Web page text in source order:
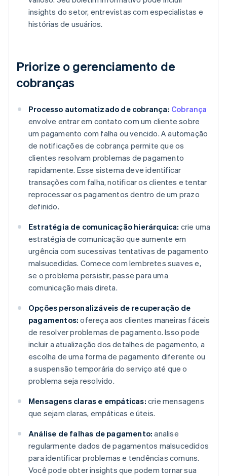
insights do setor, entrevistas com especialistas e
histórias de usuários.
Priorize o gerenciamento de
cobranças
Processo automatizado de cobrança: Cobrança
envolve entrar em contato com um cliente sobre
um pagamento com falha ou vencido. A automação
de notificações de cobrança permite que os
clientes resolvam problemas de pagamento
rapidamente. Esse sistema deve identificar
transações com falha, notificar os clientes e tentar
reprocessar os pagamentos dentro de um prazo
definido.
Estratégia de comunicação hierárquica: crie uma
estratégia de comunicação que aumente em
urgência com sucessivas tentativas de pagamento
malsucedidas. Comece com lembretes suaves e,
se o problema persistir, passe para uma
comunicação mais direta.
Opções personalizáveis de recuperação de
pagamentos: ofereça aos clientes maneiras fáceis
de resolver problemas de pagamento. Isso pode
incluir a atualização dos detalhes de pagamento, a
escolha de uma forma de pagamento diferente ou
a suspensão temporária do serviço até que o
problema seja resolvido.
Mensagens claras e empáticas: crie mensagens
que sejam claras, empáticas e úteis.
Análise de falhas de pagamento: analise
regularmente dados de pagamentos malsucedidos
para identificar problemas e tendências comuns.
Você pode obter insights que podem tornar sua